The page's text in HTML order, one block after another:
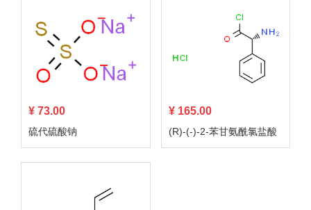
¥ 73.00
硫代硫酸钠
¥ 165.00
(R)-(-)-2-苯甘氨酰氯盐酸
盐